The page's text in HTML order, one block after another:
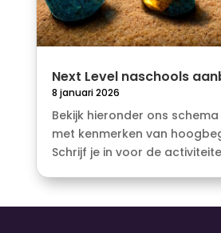
Next Level naschools
8 januari 2026
Bekijk hieronder ons
met kenmerken van
Schrijf je in voor de